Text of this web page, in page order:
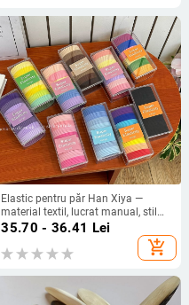
Elastic pentru păr Han Xiya —
material textil, lucrat manual, stil
coreean, elasticitate ridicată
35.70 - 36.41 Lei
add_shopping_cart